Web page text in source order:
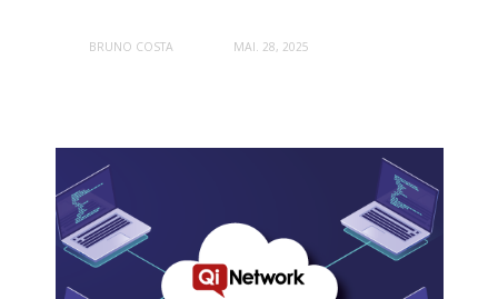
BRUNO COSTA MAI. 28, 2025